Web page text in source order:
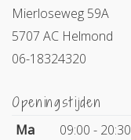
Mierloseweg 59A
5707 AC Helmond
06-18324320
Openingstijden
Ma 09:00 - 20:30